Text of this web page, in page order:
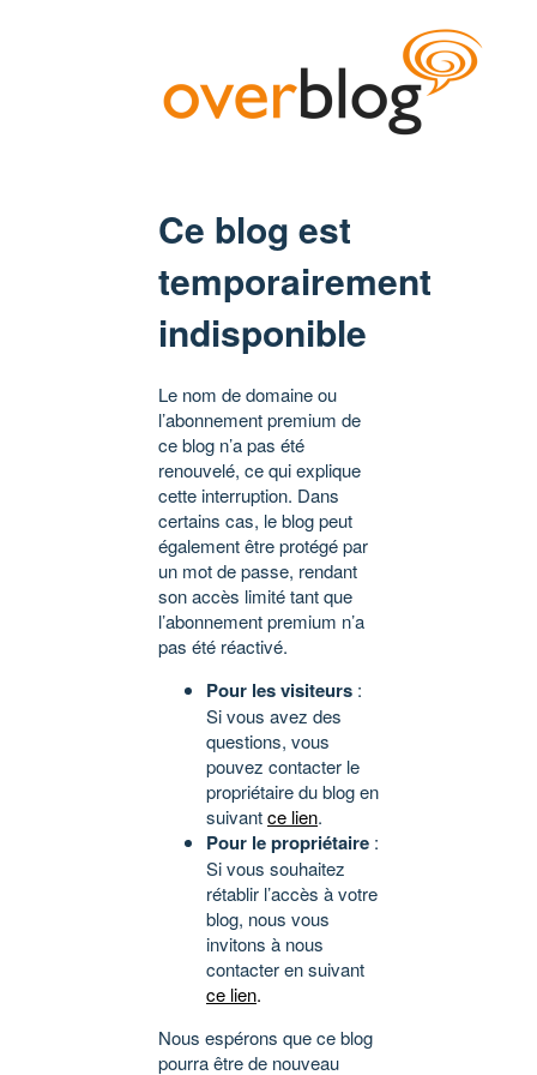
Ce blog est
temporairement
indisponible
Le nom de domaine ou
l’abonnement premium de
ce blog n’a pas été
renouvelé, ce qui explique
cette interruption. Dans
certains cas, le blog peut
également être protégé par
un mot de passe, rendant
son accès limité tant que
l’abonnement premium n’a
pas été réactivé.
Pour les visiteurs :
Si vous avez des
questions, vous
pouvez contacter le
propriétaire du blog en
suivantce lien.
Pour le propriétaire :
Si vous souhaitez
rétablir l’accès à votre
blog, nous vous
invitons à nous
contacter en suivant
ce lien.
Nous espérons que ce blog
pourra être de nouveau